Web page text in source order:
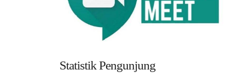
Statistik Pengunjung